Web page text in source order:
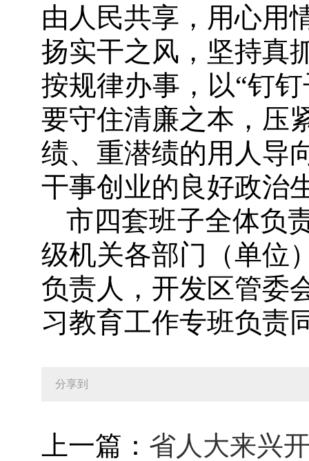
由人民共享，用心用
扬实干之风，坚持真
按规律办事，以“钉
要守住清廉之本，压
绩、重潜绩的用人导
干事创业的良好政治
市四套班子全体负
级机关各部门（单位
负责人，开发区管委
习教育工作专班负责
分享到
上一篇： 省人大来兴